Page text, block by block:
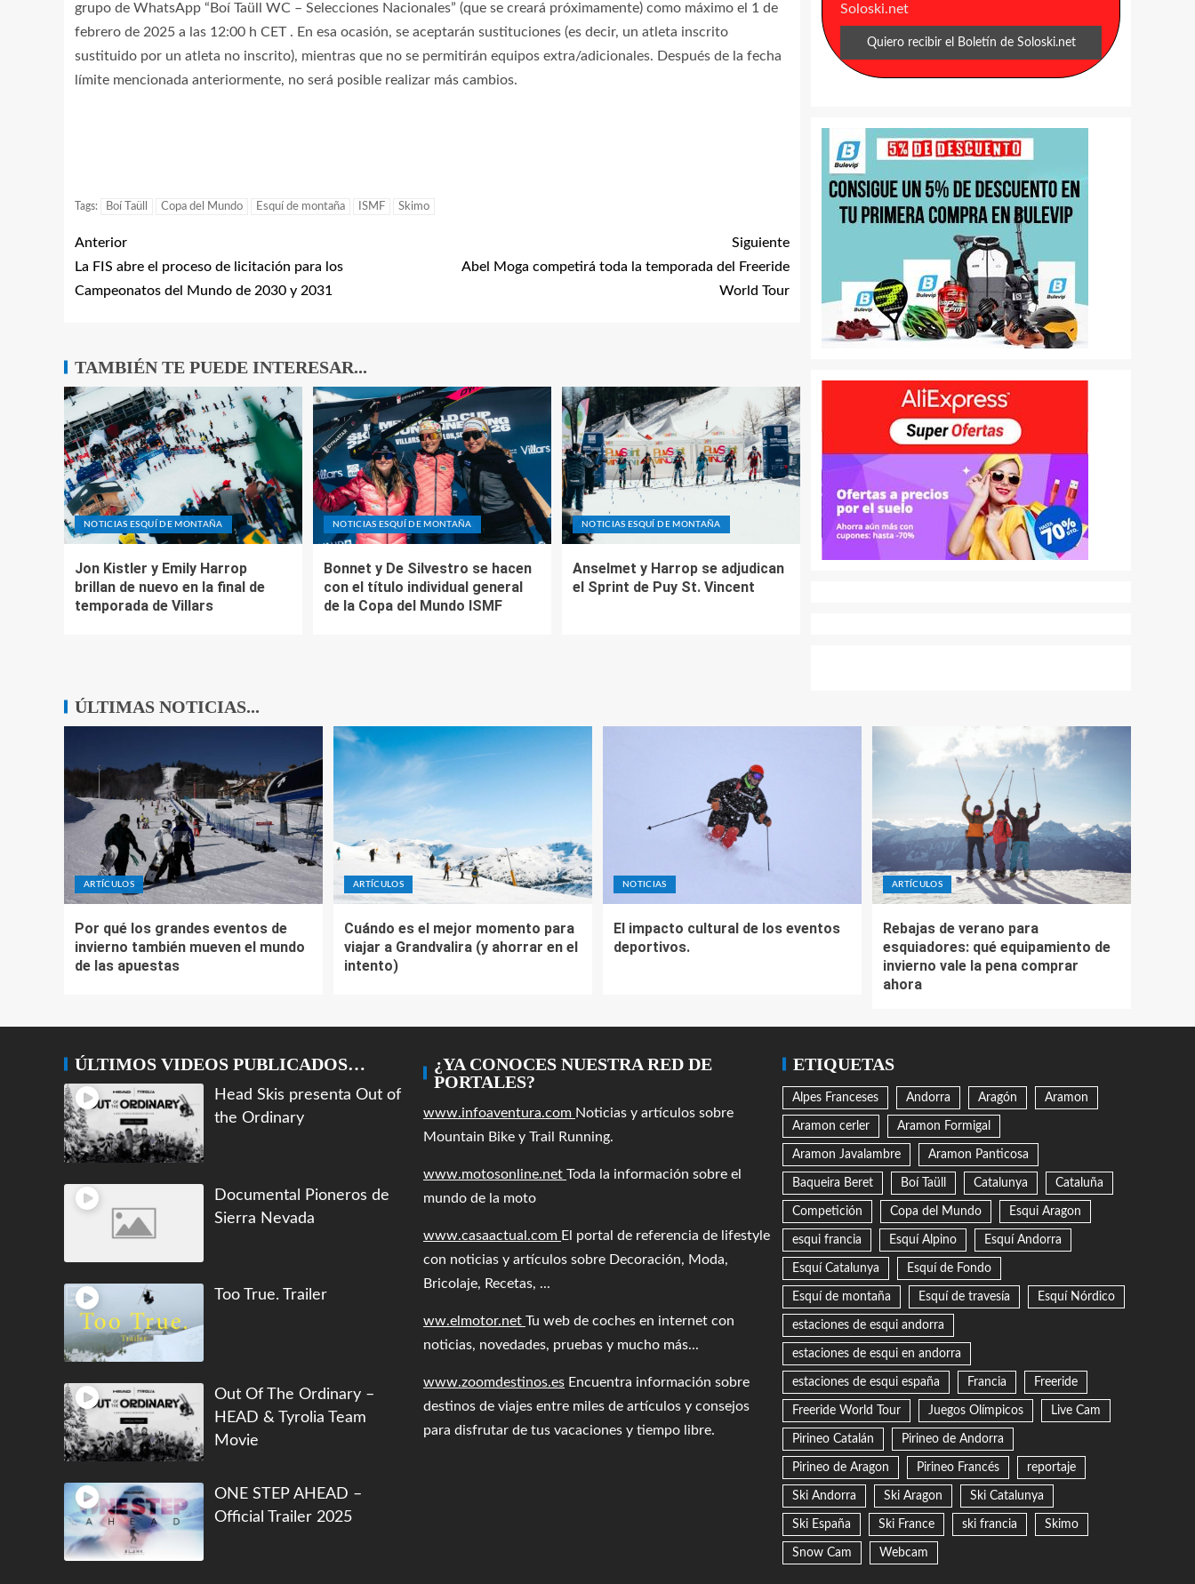
grupo de WhatsApp “Boí Taüll WC – Selecciones Nacionales” (que se creará próximamente) como máximo el 1 de
febrero de 2025 a las 12:00 h CET . En esa ocasión, se aceptarán sustituciones (es decir, un atleta inscrito
sustituido por un atleta no inscrito), mientras que no se permitirán equipos extra/adicionales. Después de la fecha
límite mencionada anteriormente, no será posible realizar más cambios.
Tags: Boí Taüll Copa del Mundo Esquí de montaña ISMF Skimo
Anterior
La FIS abre el proceso de licitación para los
Campeonatos del Mundo de 2030 y 2031
Siguiente
Abel Moga competirá toda la temporada del Freeride
World Tour
TAMBIÉN TE PUEDE INTERESAR...
NOTICIAS ESQUÍ DE MONTAÑA
Jon Kistler y Emily Harrop
brillan de nuevo en la final de
temporada de Villars
NOTICIAS ESQUÍ DE MONTAÑA
Bonnet y De Silvestro se hacen
con el título individual general
de la Copa del Mundo ISMF
NOTICIAS ESQUÍ DE MONTAÑA
Anselmet y Harrop se adjudican
el Sprint de Puy St. Vincent
Soloski.net
ÚLTIMAS NOTICIAS...
ARTÍCULOS
Por qué los grandes eventos de
invierno también mueven el mundo
de las apuestas
ARTÍCULOS
Cuándo es el mejor momento para
viajar a Grandvalira (y ahorrar en el
intento)
NOTICIAS
El impacto cultural de los eventos
deportivos.
ARTÍCULOS
Rebajas de verano para
esquiadores: qué equipamiento de
invierno vale la pena comprar
ahora
ÚLTIMOS VIDEOS PUBLICADOS…
Head Skis presenta Out of
the Ordinary
Documental Pioneros de
Sierra Nevada
Too True. Trailer
Out Of The Ordinary –
HEAD & Tyrolia Team
Movie
ONE STEP AHEAD –
Official Trailer 2025
¿YA CONOCES NUESTRA RED DE
PORTALES?
www.infoaventura.com Noticias y artículos sobre
Mountain Bike y Trail Running.
www.motosonline.net Toda la información sobre el
mundo de la moto
www.casaactual.com El portal de referencia de lifestyle
con noticias y artículos sobre Decoración, Moda,
Bricolaje, Recetas, ...
ww.elmotor.net Tu web de coches en internet con
noticias, novedades, pruebas y mucho más...
www.zoomdestinos.es Encuentra información sobre
destinos de viajes entre miles de artículos y consejos
para disfrutar de tus vacaciones y tiempo libre.
ETIQUETAS
Alpes Franceses Andorra Aragón Aramon
Aramon cerler Aramon Formigal
Aramon Javalambre Aramon Panticosa
Baqueira Beret Boí Taüll Catalunya Cataluña
Competición Copa del Mundo Esqui Aragon
esqui francia Esquí Alpino Esquí Andorra
Esquí Catalunya Esquí de Fondo
Esquí de montaña Esquí de travesía Esquí Nórdico
estaciones de esqui andorra
estaciones de esqui en andorra
estaciones de esqui españa Francia Freeride
Freeride World Tour Juegos Olímpicos Live Cam
Pirineo Catalán Pirineo de Andorra
Pirineo de Aragon Pirineo Francés reportaje
Ski Andorra Ski Aragon Ski Catalunya
Ski España Ski France ski francia Skimo
Snow Cam Webcam